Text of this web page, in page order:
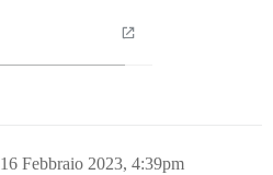
16 Febbraio 2023, 4:39pm